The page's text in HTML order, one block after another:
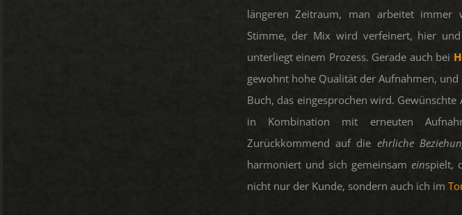
längeren Zeitraum, man arbeitet immer
Stimme, der Mix wird verfeinert, hier
unterliegt einem Prozess. Gerade auch bei
gewohnt hohe Qualität der Aufnahmen,
Buch, das eingesprochen wird.
in Kombination mit erneuten
Zurückkommend auf die ehrliche
harmoniert und sich gemeinsam einspielt,
nicht nur der Kunde, sondern auch ich im